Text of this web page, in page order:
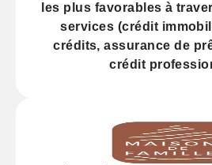
les plus favorables à
services (crédit
crédits,assurance de
crédit